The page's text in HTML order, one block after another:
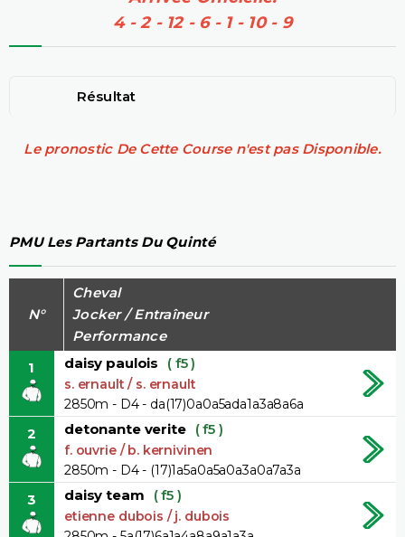
4 - 2 - 12 - 6 - 1 - 10 - 9
Résultat
Le pronostic De Cette Course n'est pas Disponible.
PMU Les Partants Du Quinté
N°
Cheval
Jocker / Entraîneur
Performance
1
daisy paulois ( f5 )
s. ernault / s. ernault
2850m - D4 - da(17)0a0a5ada1a3a8a6a
2 detonante verite ( f5 )
f. ouvrie / b. kernivinen
2850m - D4 - (17)1a5a0a5a0a3a0a7a3a
3 daisy team ( f5 )
etienne dubois / j. dubois